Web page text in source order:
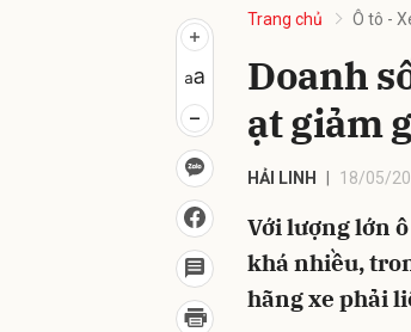
Trang chủ Ô tô -
Doanh
ạt giảm
HẢI LINH 18/05/
Với lượng lớn
khá nhiều,
hãng xe phải